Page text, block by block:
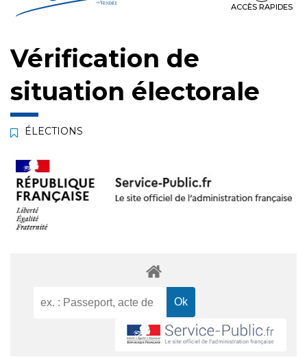
contenu
ACCÈS RAPIDES
Vérification de
situation électorale
ÉLECTIONS